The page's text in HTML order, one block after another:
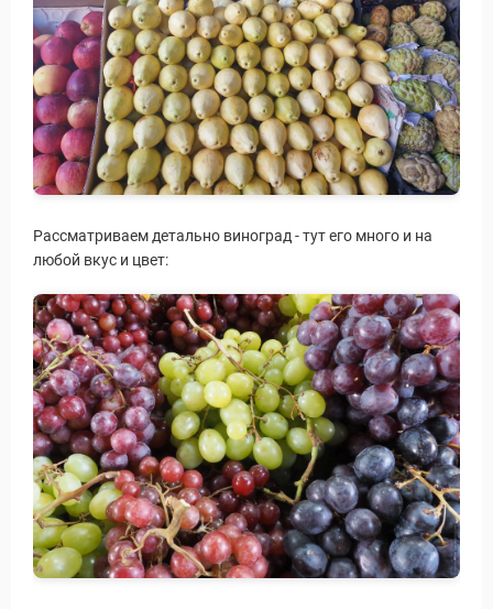
Рассматриваем детально виноград - тут его много и на
любой вкус и цвет: